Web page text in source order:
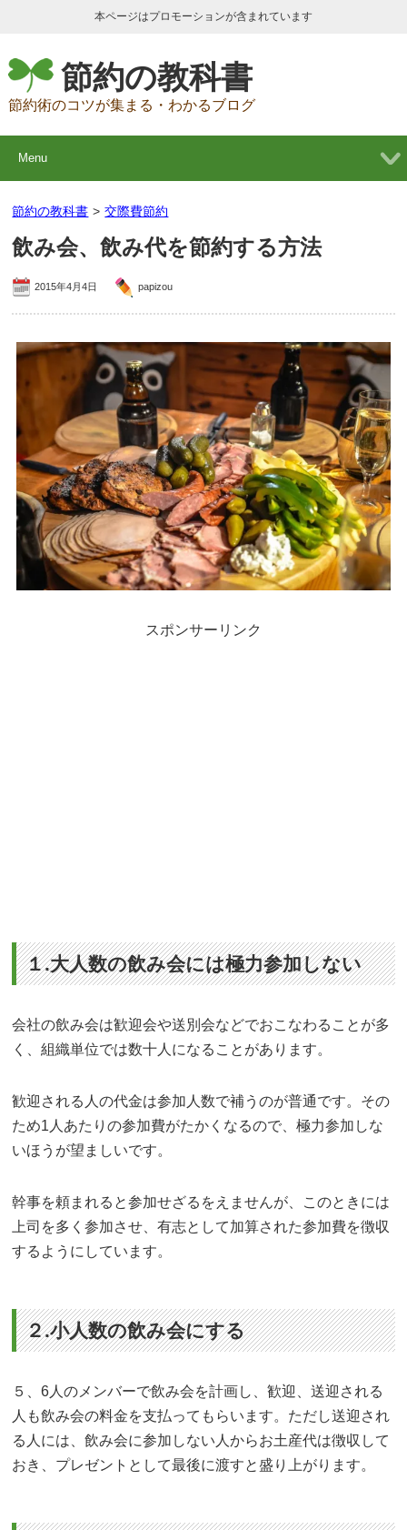
本ページはプロモーションが含まれています
節約の教科書
節約術のコツが集まる・わかるブログ
Menu
節約の教科書 > 交際費節約
飲み会、飲み代を節約する方法
2015年4月4日 papizou
スポンサーリンク
１.大人数の飲み会には極力参加しない
会社の飲み会は歓迎会や送別会などでおこなわることが多
く、組織単位では数十人になることがあります。
歓迎される人の代金は参加人数で補うのが普通です。その
ため1人あたりの参加費がたかくなるので、極力参加しな
いほうが望ましいです。
幹事を頼まれると参加せざるをえませんが、このときには
上司を多く参加させ、有志として加算された参加費を徴収
するようにしています。
２.小人数の飲み会にする
５、6人のメンバーで飲み会を計画し、歓迎、送迎される
人も飲み会の料金を支払ってもらいます。ただし送迎され
る人には、飲み会に参加しない人からお土産代は徴収して
おき、プレゼントとして最後に渡すと盛り上がります。